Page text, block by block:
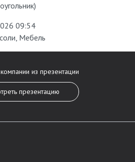
09:54
, Мебель
из презентации
презентацию